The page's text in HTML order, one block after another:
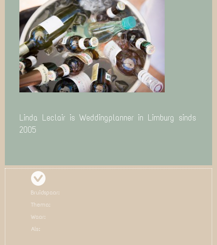
Linda Leclair is Weddingplanner in Limburg sinds
2005
Bruidspaar:
Thema:
Waar:
Als: